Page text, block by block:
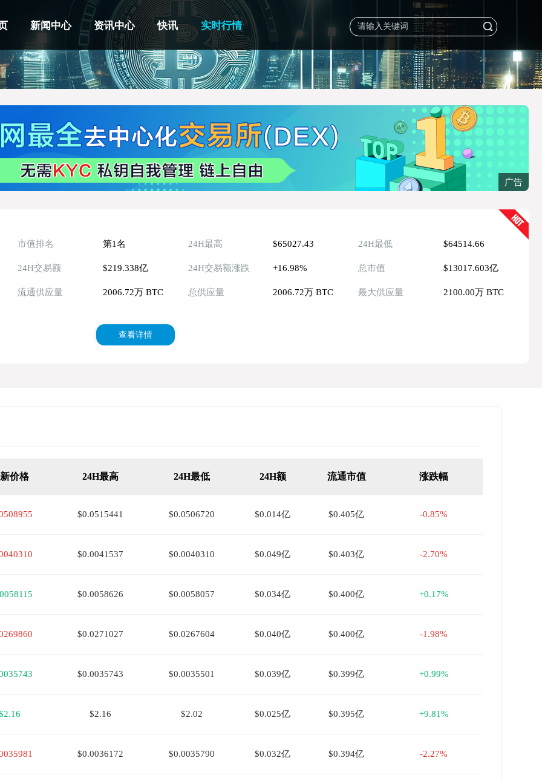
新闻中心 资讯中心 快讯 实时行情
广告
市值排名 第1名 24H最高 $65027.43 24H最低 $64514.66
24H交易额 $219.338亿 24H交易额涨跌 +16.98% 总市值 $13017.603亿
流通供应量 2006.72万 BTC 总供应量 2006.72万 BTC 最大供应量 2100.00万 BTC
查看详情
价格 24H最高 24H最低 24H额 流通市值 涨跌幅
$0.0515441 $0.0506720 $0.014亿 $0.405亿 -0.85%
$0.0041537 $0.0040310 $0.049亿 $0.403亿 -2.70%
$0.0058626 $0.0058057 $0.034亿 $0.400亿 +0.17%
$0.0271027 $0.0267604 $0.040亿 $0.400亿 -1.98%
$0.0035743 $0.0035501 $0.039亿 $0.399亿 +0.99%
$2.16 $2.02 $0.025亿 $0.395亿 +9.81%
$0.0036172 $0.0035790 $0.032亿 $0.394亿 -2.27%